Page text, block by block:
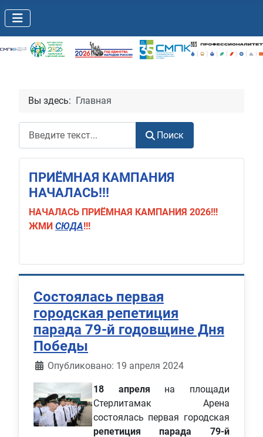
Вы здесь: Главная
Поиск
ПРИЁМНАЯ КАМПАНИЯ
НАЧАЛАСЬ!!!
НАЧАЛАСЬ ПРИЁМНАЯ КАМПАНИЯ 2026!!!
ЖМИ СЮДА!!!
Состоялась первая
городская репетиция
парада 79-й годовщине Дня
Победы
Информация о материале
Опубликовано: 19 апреля 2024
18 апреля на площади
Стерлитамак Арена
состоялась первая городская
репетиция парада 79-й